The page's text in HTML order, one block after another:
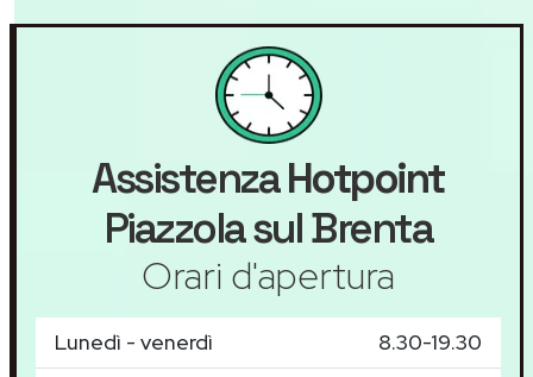
AssistenzaHotpoint
Piazzola sul Brenta
Orari d'apertura
Lunedì - venerdì
8.30-19.30